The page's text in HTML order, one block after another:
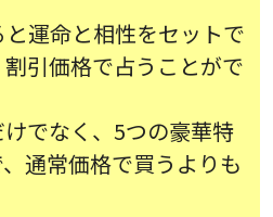
運命と相性をセットで
引価格で占うことがで
でなく、5つの豪華特
通常価格で買うよりも